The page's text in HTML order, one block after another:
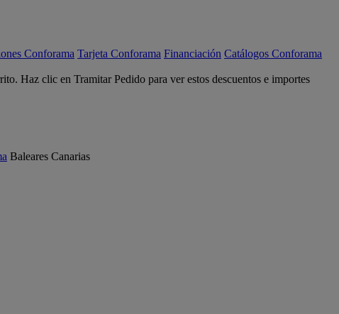
Conforama Tarjeta Conforama Financiación Catálogos Conforama
Haz clic en Tramitar Pedido para ver estos descuentos e importes
Baleares Canarias